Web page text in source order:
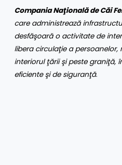
Compania Naţională de Căi
care administrează
desfăşoară o activitate de
libera circulaţie a
interiorul ţării şi peste graniţă,
eficiente şi de siguranţă.